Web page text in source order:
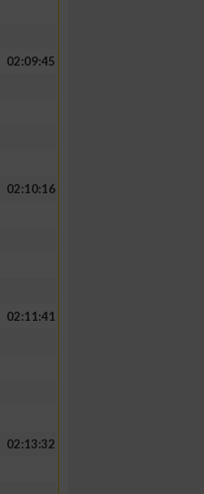
02:09:45
02:10:16
02:11:41
02:13:32